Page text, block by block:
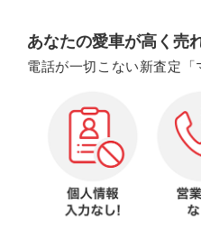
あなたの愛車が高く売
電話が一切こない新査定「